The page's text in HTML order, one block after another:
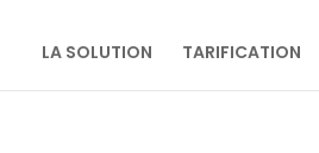
LA SOLUTION TARIFICATION